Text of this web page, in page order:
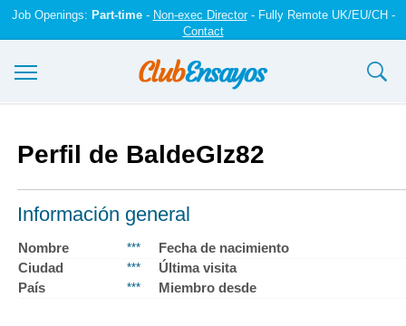
Job Openings: Part-time- Non-exec Director- Fully Remote UK/EU/CH -
Contact
Registrarse
Iniciar sesión
Contáctenos
Perfil de BaldeGlz82
Información general
Nombre ***
Fecha de nacimiento
Ciudad
***
Última visita
País
*** Miembro desde